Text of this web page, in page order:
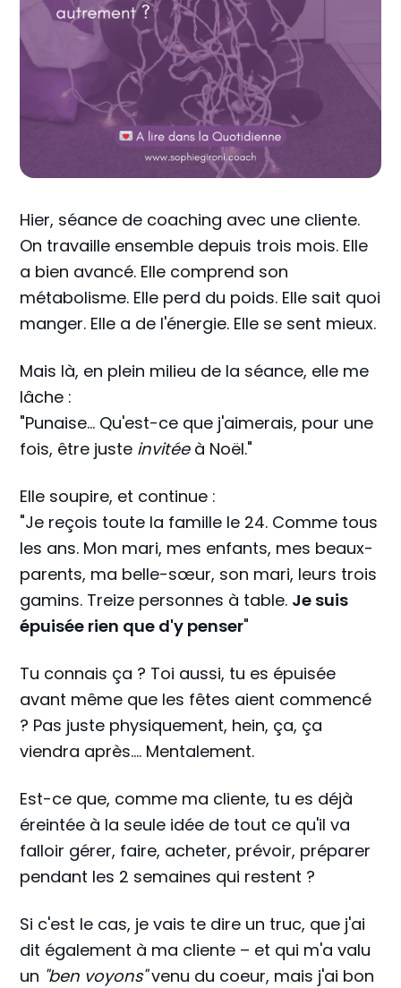
Hier, séance de coaching avec une cliente.
On travaille ensemble depuis trois mois. Elle
a bien avancé. Elle comprend son
métabolisme. Elle perd du poids. Elle sait quoi
manger. Elle a de l'énergie. Elle se sent mieux.
Mais là, en plein milieu de la séance, elle me
lâche :
"Punaise... Qu'est-ce que j'aimerais, pour une
fois, être juste invitéeà Noël."
Elle soupire, et continue :
"Je reçois toute la famille le 24. Comme tous
les ans. Mon mari, mes enfants, mes beaux-
parents, ma belle-sœur, son mari, leurs trois
gamins. Treize personnes à table. Je suis
épuisée rien que d'y penser"
Tu connais ça ? Toi aussi, tu es épuisée
avant même que les fêtes aient commencé
? Pas juste physiquement, hein, ça, ça
viendra après.... Mentalement.
Est-ce que, comme ma cliente, tu es déjà
éreintée à la seule idée de tout ce qu'il va
falloir gérer, faire, acheter, prévoir, préparer
pendant les 2 semaines qui restent ?
Si c'est le cas, je vais te dire un truc, que j'ai
dit également à ma cliente – et qui m'a valu
un "ben voyons"venu du coeur, mais j'ai bon